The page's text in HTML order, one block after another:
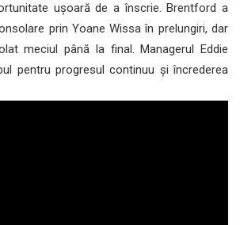
ușoară de a înscrie. Brentford a
prin Yoane Wissa în prelungiri, dar
meciul până la final. Managerul Eddie
pentru progresul continuu și încrederea